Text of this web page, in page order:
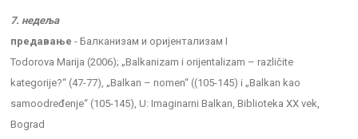
7. недеља
предавање - Балканизам и оријентализам I
Todorova Marija (2006); „Balkanizam i orijentalizam – različite
kategorije?“ (47-77), „Balkan – nomen“ ((105-145) i „Balkan kao
samoodređenje“ (105-145), U: Imaginarni Balkan, Biblioteka XX vek,
Bograd